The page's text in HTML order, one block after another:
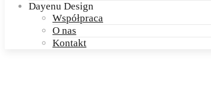
Dayenu Design
Współpraca
O nas
Kontakt